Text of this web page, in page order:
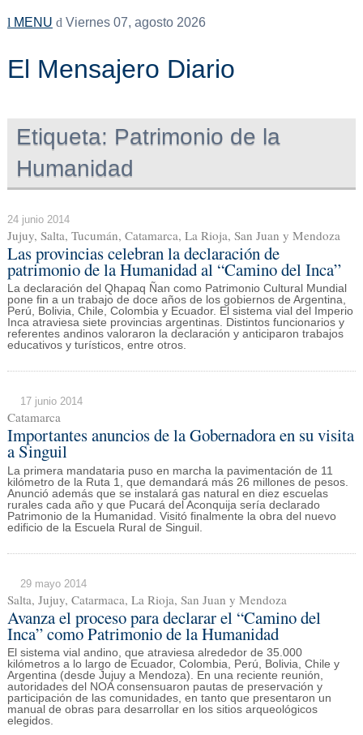
MENU Viernes 07, agosto 2026
El Mensajero Diario
Etiqueta: Patrimonio de la
Humanidad
24 junio 2014
Jujuy, Salta, Tucumán, Catamarca, La Rioja, San Juan y Mendoza
Las provincias celebran la declaración de
patrimonio de la Humanidad al “Camino del Inca”
La declaración del Qhapaq Ñan como Patrimonio Cultural Mundial
pone fin a un trabajo de doce años de los gobiernos de Argentina,
Perú, Bolivia, Chile, Colombia y Ecuador. El sistema vial del Imperio
Inca atraviesa siete provincias argentinas. Distintos funcionarios y
referentes andinos valoraron la declaración y anticiparon trabajos
educativos y turísticos, entre otros.
17 junio 2014
Catamarca
Importantes anuncios de la Gobernadora en su visita
a Singuil
La primera mandataria puso en marcha la pavimentación de 11
kilómetro de la Ruta 1, que demandará más 26 millones de pesos.
Anunció además que se instalará gas natural en diez escuelas
rurales cada año y que Pucará del Aconquija sería declarado
Patrimonio de la Humanidad. Visitó finalmente la obra del nuevo
edificio de la Escuela Rural de Singuil.
29 mayo 2014
Salta, Jujuy, Catarmaca, La Rioja, San Juan y Mendoza
Avanza el proceso para declarar el “Camino del
Inca” como Patrimonio de la Humanidad
El sistema vial andino, que atraviesa alrededor de 35.000
kilómetros a lo largo de Ecuador, Colombia, Perú, Bolivia, Chile y
Argentina (desde Jujuy a Mendoza). En una reciente reunión,
autoridades del NOA consensuaron pautas de preservación y
participación de las comunidades, en tanto que presentaron un
manual de obras para desarrollar en los sitios arqueológicos
elegidos.